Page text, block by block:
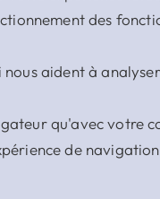
expérience
qu'avec votre
de navigation